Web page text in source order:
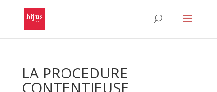
LA PROCEDURE
CONTENTIEUSE